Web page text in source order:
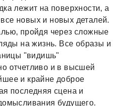
лежит на поверхности, а
новых и новых деталей.
пройдя через сложные
на жизнь. Все образы и
"видишь"
отчетливо и в высшей
и крайне доброе
последняя сцена и
будущего.